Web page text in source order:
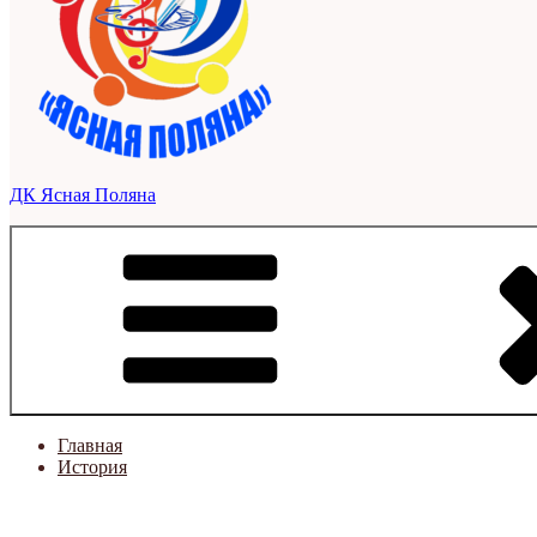
ДК Ясная Поляна
Главная
История